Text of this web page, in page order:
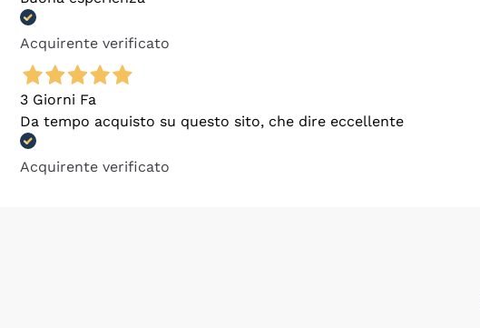
Acquirente verificato
3 Giorni Fa
Da tempo acquisto su questo sito, che dire eccellente
Acquirente verificato